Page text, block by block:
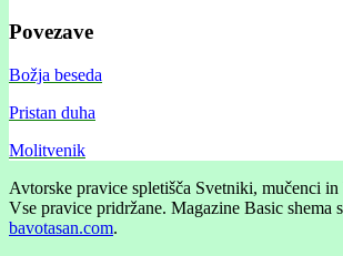
Povezave
Božja beseda
Pristan duha
Molitvenik
Avtorske pravice spletišča Svetniki, mučenci
Vse pravice pridržane. Magazine Basic shema
bavotasan.com.